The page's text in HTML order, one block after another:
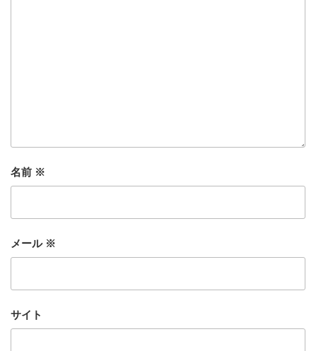
名前 ※
メール ※
サイト